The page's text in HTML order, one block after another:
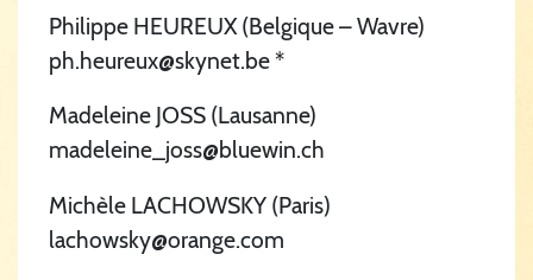
Philippe HEUREUX (Belgique – Wavre)
ph.heureux@skynet.be *
Madeleine JOSS (Lausanne)
madeleine_joss@bluewin.ch
Michèle LACHOWSKY (Paris)
lachowsky@orange.com